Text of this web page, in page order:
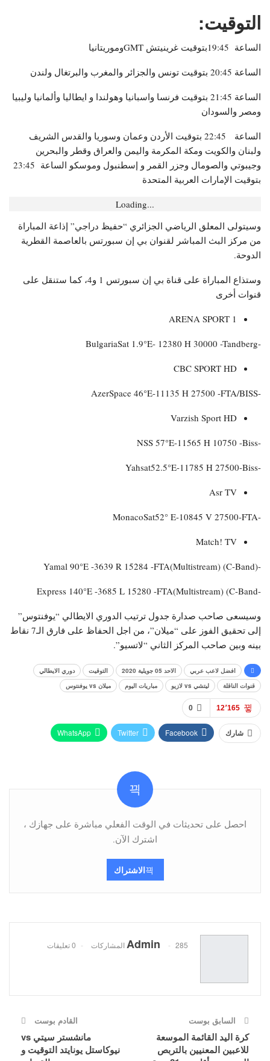
التوقيت:
الساعة 19:45بتوقيت غرينيتش GMTوموريتانيا
الساعة 20:45 بتوقيت تونس والجزائر والمغرب والبرتغال ولندن
الساعة 21:45 بتوقيت فرنسا واسبانيا وهولندا و ايطاليا وألمانيا وليبيا
ومصر والسودان
الساعة 22:45 بتوقيت الأردن وعمان وسوريا والقدس الشريف
ولبنان والكويت ومكة المكرمة واليمن والعراق وقطر والبحرين
وجيبوتي والصومال وجزر القمر و إسطنبول وموسكو الساعة 23:45
بتوقيت الإمارات العربية المتحدة
Loading...
وسيتولى المعلق الرياضي الجزائري “حفيظ دراجي” إذاعة المباراة
من مركز البث المباشر لقنوان بي إن سبورتس بالعاصمة القطرية
الدوحة.
وستذاع المباراة على قناة بي إن سبورتس 1 و4، كما ستنقل على
قنوات أخرى
ARENA SPORT 1
-BulgariaSat 1.9°E- 12380 H 30000 -Tandberg
CBC SPORT HD
-AzerSpace 46°E-11135 H 27500 -FTA/BISS
Varzish Sport HD
-NSS 57°E-11565 H 10750 -Biss
-Yahsat52.5°E-11785 H 27500-Biss
Asr TV
-MonacoSat52° E-10845 V 27500-FTA
Match! TV
-Yamal 90°E -3639 R 15284 -FTA(Multistream) (C-Band)
-Express 140°E -3685 L 15280 -FTA(Multistream) (C-Band
وسيسعى صاحب صدارة جدول ترتيب الدوري الايطالي “يوفنتوس”
إلى تحقيق الفوز على “ميلان”، من اجل الحفاظ على فارق الـ7 نقاط
بينه وبين صاحب المركز الثاني “لاتسيو”.
افضل لاعب عربي الاحد 05 جويلية 2020 التوقيت
دوري الايطالي
قنوات الناقلة
ليتشي vs لازيو مباريات اليوم ميلان vs يوفنتوس
0 12٬165
شارك Facebook
Twitter
WhatsApp
احصل على تحديثات في الوقت الفعلي مباشرة على جهازك ،
اشترك الآن.
الاشتراك
Admin 285 المشاركات 0 تعليقات
السابق بوست
كرة اليد القائمة الموسعة
للاعبين المعنيين بالتربص
القادم بوست
مانشستر سيتي vs
نيوكاستل يونايتد التوقيت و